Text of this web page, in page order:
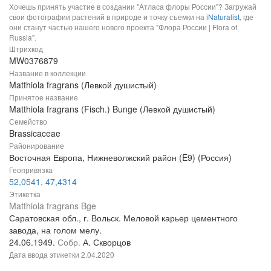
Хочешь принять участие в создании "Атласа флоры России"? Загружай
свои фотографии растений в природе и точку съемки на iNaturalist, где
они станут частью нашего нового проекта "Флора России | Flora of
Russia".
Штрихкод
MW0376879
Название в коллекции
Matthiola fragrans (Левкой душистый)
Принятое название
Matthiola fragrans (Fisch.) Bunge (Левкой душистый)
Семейство
Brassicaceae
Районирование
Восточная Европа, Нижневолжский район (E9) (Россия)
Геопривязка
52,0541, 47,4314
Этикетка
Matthiola fragrans Bge
Саратовская обл., г. Вольск. Меловой карьер цементного
завода, на голом мелу.
24.06.1949. Собр. А. Скворцов
Дата ввода этикетки 2.04.2020